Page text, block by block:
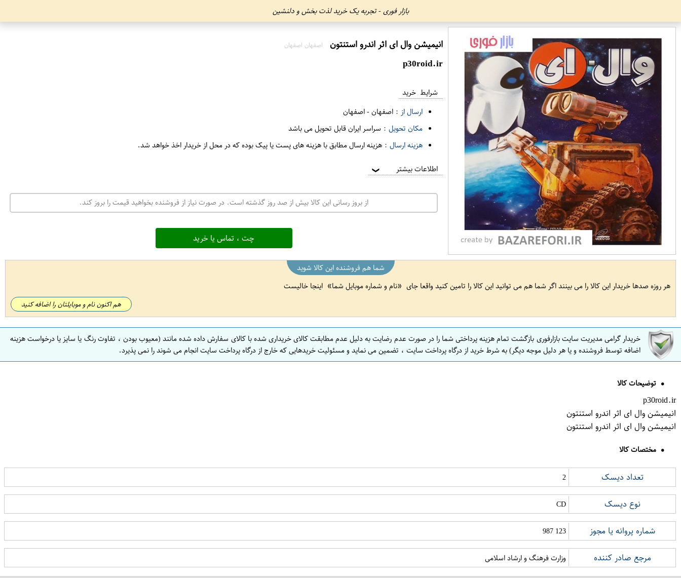
بازار فوری - تجربه یک خرید لذت بخش و دلنشین
انیمیشن وال ای اثر اندرو استنتون اصفهان اصفهان
p30roid.ir
شرایط خرید
ارسال از : اصفهان-اصفهان
مکان تحویل : سراسر ایران قابل تحویل می باشد
هزینه ارسال : هزینه ارسال مطابق با هزینه های پست یا پیک بوده که در محل از خریدار اخذ خواهد شد.
اطلاعات بیشتر ❯
از بروز رسانی این کالا بیش از صد روز گذشته است. در صورت نیاز از فروشنده بخواهید قیمت را بروز کند.
چت ، تماس یا خرید
شما هم فروشنده این کالا شوید
هر روزه صدها خریدار این کالا را می بینند اگر شما هم می توانید این کالا را تامین کنید واقعا جای
نام و شماره موبایل شما اینجا خالیست
هم اکنون نام و موبایلتان را اضافه کنید
خریدار گرامی مدیریت سایت بازارفوری بازگشت تمام هزینه پرداختی شما را در صورت عدم رضایت به دلیل عدم مطابقت کالای خریداری شده با کالای سفارش داده شده مانند (معیوب بودن ، تفاوت رنگ یا سایز یا درخواست هزینه
اضافه توسط فروشنده و یا هر دلیل موجه دیگر) به شرط خرید از درگاه پرداخت سایت ، تضمین می نماید و مسئولیت خریدهایی که خارج از درگاه پرداخت سایت انجام می شوند را نمی پذیرد.
توضیحات کالا
p30roid.ir
انیمیشن وال ای اثر اندرو استنتون
انیمیشن وال ای اثر اندرو استنتون
مختصات کالا
تعداد دیسک 2
نوع دیسک CD
شماره پروانه یا مجوز 123 987
مرجع صادر کننده وزارت فرهنگ و ارشاد اسلامی